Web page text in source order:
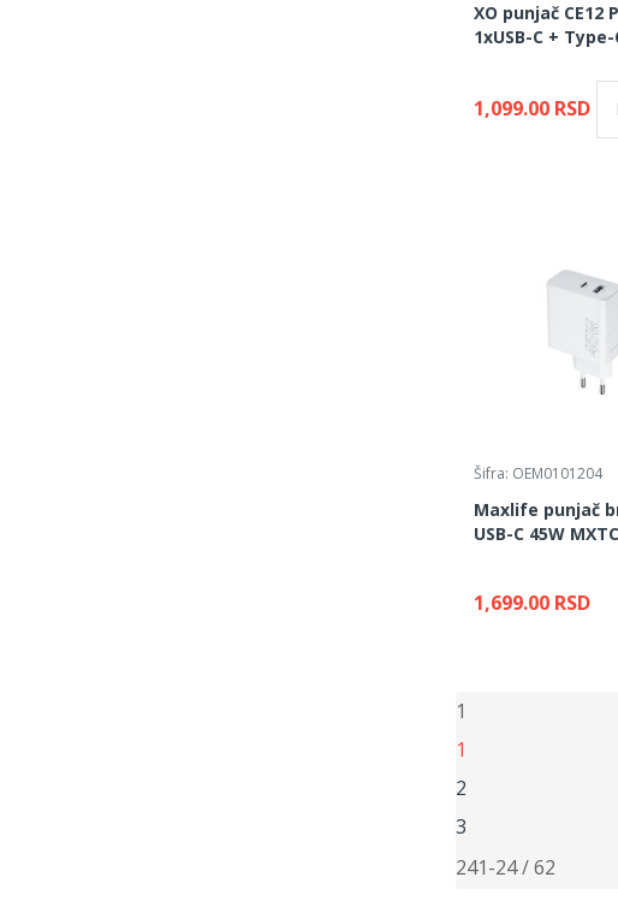
XO punjač CE12
1xUSB-C +
1,099.00 RSD
Šifra: OEM0101204
Maxlife punjač
USB-C 45W
1,699.00 RSD
1
1
2
3
241-24 / 62